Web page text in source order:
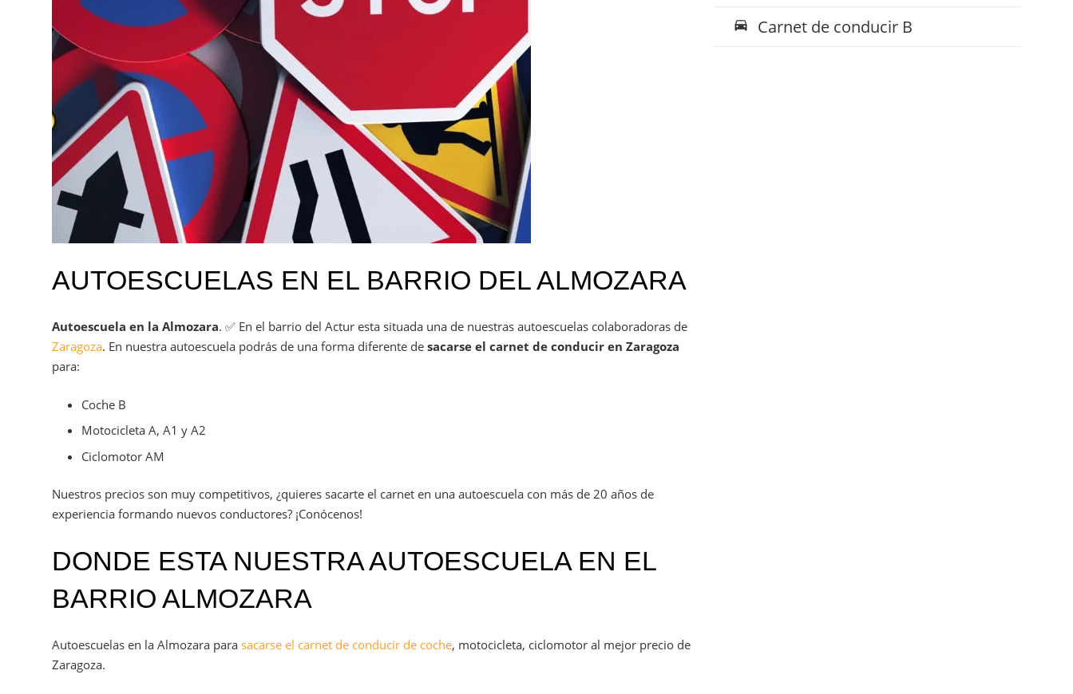
AUTOESCUELAS EN EL BARRIO DEL ALMOZARA
Autoescuela en la Almozara. ✅En el barrio del Actur esta situada una de nuestras autoescuelas colaboradoras de
Zaragoza. En nuestra autoescuela podrás de una forma diferente de sacarse el carnet de conducir en Zaragoza
para:
Coche B
Motocicleta A, A1 y A2
Ciclomotor AM
Nuestros precios son muy competitivos, ¿quieres sacarte el carnet en una autoescuela con más de 20 años de
experiencia formando nuevos conductores? ¡Conócenos!
DONDE ESTA NUESTRA AUTOESCUELA EN EL
BARRIO ALMOZARA
Autoescuelas en la Almozara para sacarse el carnet de conducir de coche, motocicleta, ciclomotor al mejor precio de
Zaragoza.
directions_car Carnet de conducir B